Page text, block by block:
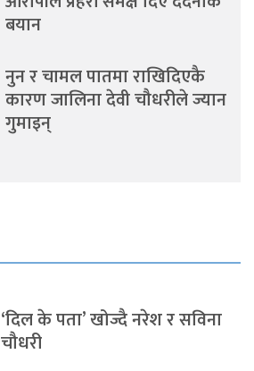
बयान
नुन र चामल पातमा राखिदिएकै
कारण जालिना देवी चौधरीले ज्यान
गुमाइन्
‘दिल के पता’ खोज्दै नरेश र सविना
चौधरी